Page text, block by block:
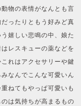
物の表情がなんとも言
ったりともう好みど真
嬉しい悲鳴の中、娘た
レスキューの薬などを
れはアクセサリーや鍵
なんでこんな可愛いん
ねてもやっぱ可愛いも
は気持ちが高まるもの